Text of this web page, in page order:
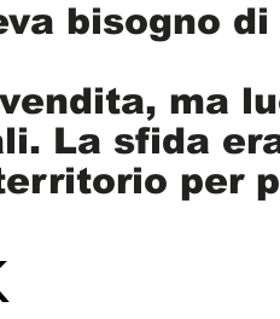
bisogno
ma
La sfida
per